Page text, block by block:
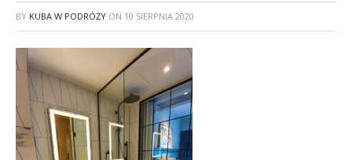
BY KUBA W PODRÓŻY ON 10 SIERPNIA 2020